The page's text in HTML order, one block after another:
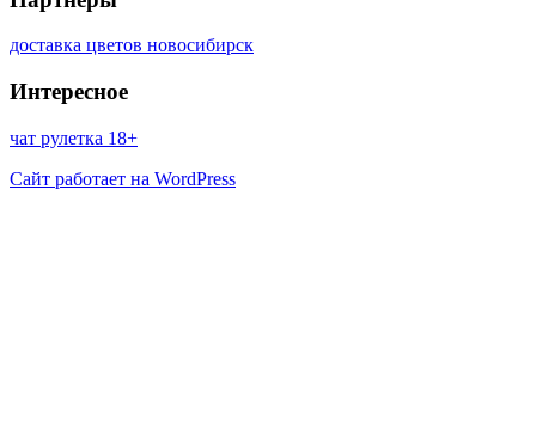
доставка цветов новосибирск
Интересное
чат рулетка 18+
Сайт работает на WordPress